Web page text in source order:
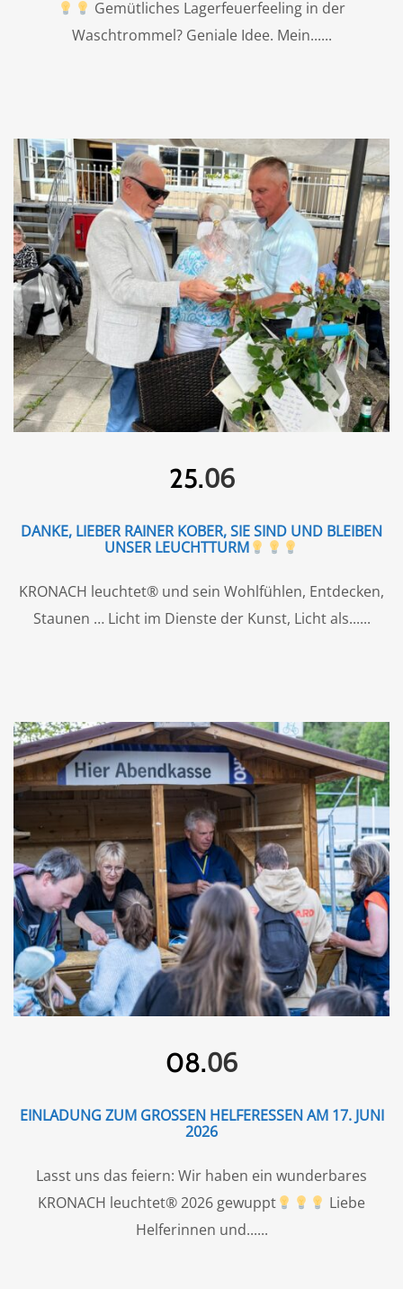
Gemütliches Lagerfeuerfeeling in der
Waschtrommel? Geniale Idee. Mein...
25.06
DANKE, LIEBER RAINER KOBER, SIE SIND UND BLEIBEN
UNSER LEUCHTTURM
KRONACH leuchtet® und sein Wohlfühlen, Entdecken,
Staunen … Licht im Dienste der Kunst, Licht als...
08.06
EINLADUNG ZUM GROSSEN HELFERESSEN AM 17. JUNI 2
026
Lasst uns das feiern: Wir haben ein wunderbares
KRONACH leuchtet® 2026 gewuppt
Liebe
Helferinnen und...